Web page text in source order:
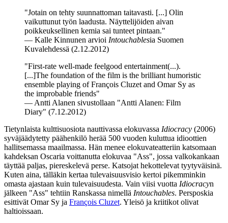
"Jotain on tehty suunnattoman taitavasti. [...] Olin
vaikuttunut työn laadusta. Näyttelijöiden aivan
poikkeuksellinen kemia sai tunteet pintaan."
— Kalle Kinnunen arvioi Intouchablesia Suomen
Kuvalehdessä (2.12.2012)
"First-rate well-made feelgood entertainment(...).
[...]The foundation of the film is the brilliant humoristic
ensemble playing of François Cluzet and Omar Sy as
the improbable friends"
— Antti Alanen sivustollaan "Antti Alanen: Film
Diary" (7.12.2012)
Tietynlaista kulttisuosiota nauttivassa elokuvassa Idiocracy (2006)
syväjäädytetty päähenkilö herää 500 vuoden kuluttua idioottien
hallitsemassa maailmassa. Hän menee elokuvateatteriin katsomaan
kahdeksan Oscaria voittanutta elokuvaa "Ass", jossa valkokankaan
täyttää paljas, piereskelevä perse. Katsojat hekottelevat tyytyväisinä.
Kuten aina, tälläkin kertaa tulevaisuusvisio kertoi pikemminkin
omasta ajastaan kuin tulevaisuudesta. Vain viisi vuotta Idiocracyn
jälkeen "Ass" tehtiin Ranskassa nimellä Intouchables. Persposkia
esittivät Omar Sy ja François Cluzet. Yleisö ja kriitikot olivat
haltioissaan.